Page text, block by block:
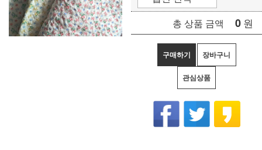
총 상품 금액 0 원
구매하기 장바구니
관심상품